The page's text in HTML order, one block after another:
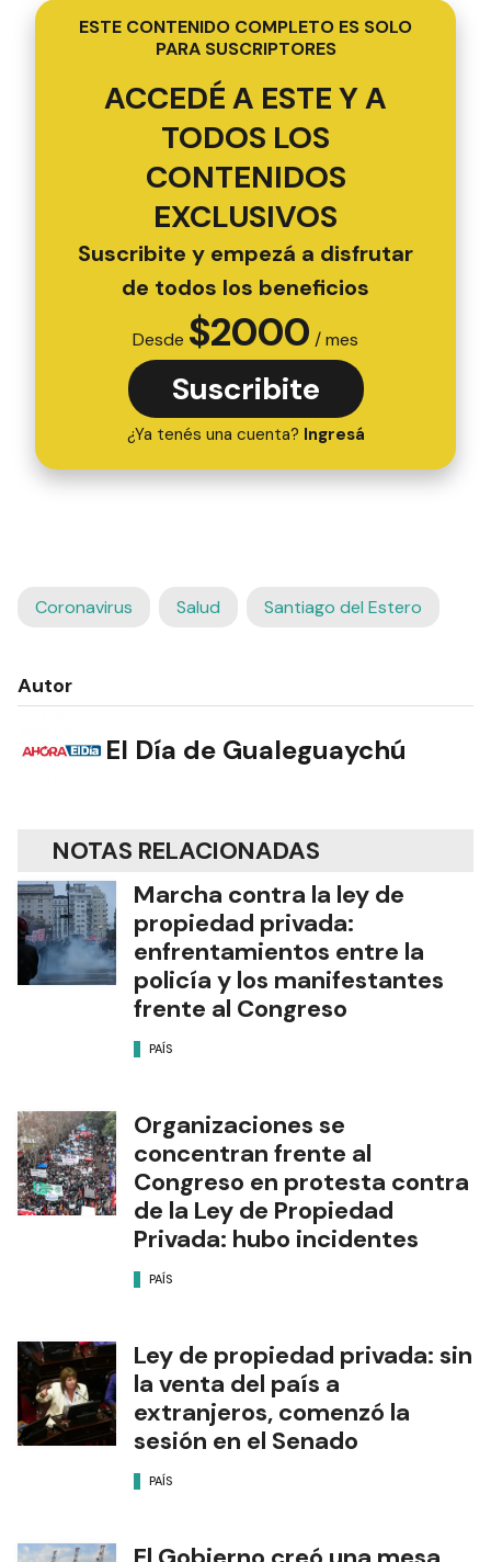
ESTE CONTENIDO COMPLETO ES SOLO
PARA SUSCRIPTORES
ACCEDÉ A ESTE Y A
TODOS LOS
CONTENIDOS
EXCLUSIVOS
Suscribite y empezá a disfrutar
de todos los beneficios
Desde $2000 / mes
Suscribite
¿Ya tenés una cuenta? Ingresá
Coronavirus Salud Santiago del Estero
Autor
El Día de Gualeguaychú
NOTAS RELACIONADAS
Marcha contra la ley de
propiedad privada:
enfrentamientos entre la
policía y los manifestantes
frente al Congreso
PAÍS
Organizaciones se
concentran frente al
Congreso en protesta contra
de la Ley de Propiedad
Privada: hubo incidentes
PAÍS
Ley de propiedad privada: sin
la venta del país a
extranjeros, comenzó la
sesión en el Senado
PAÍS